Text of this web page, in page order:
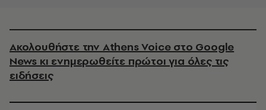
Ακολουθήστε την Athens Voice στο Google
News κι ενημερωθείτε πρώτοι για όλες τις
ειδήσεις